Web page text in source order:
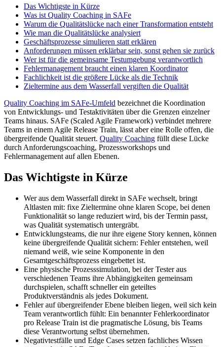
Das Wichtigste in Kürze
Was ist Quality Coaching in SAFe
Warum die Qualitätslücke nach einer Transformation entsteht
Wie man die Qualitätslücke analysiert
Geschäftsprozesse simulieren statt erklären
Anforderungen müssen erklärbar sein, sonst gehen sie zurück
Wer ist für die gemeinsame Testumgebung verantwortlich
Fehlermanagement braucht einen klaren Koordinator
Fachlichkeit ist die größere Lücke als die Technik
Zieltermine aus dem Wasserfall vergiften die Qualität
Quality Coaching im SAFe-Umfeld bezeichnet die Koordination
von Entwicklungs- und Testaktivitäten über die Grenzen einzelner
Teams hinaus. SAFe (Scaled Agile Framework) verbindet mehrere
Teams in einem Agile Release Train, lässt aber eine Rolle offen, die
übergreifende Qualität steuert. Quality Coaching füllt diese Lücke
durch Anforderungscoaching, Prozessworkshops und
Fehlermanagement auf allen Ebenen.
Das Wichtigste in Kürze
Wer aus dem Wasserfall direkt in SAFe wechselt, bringt
Altlasten mit: fixe Zieltermine ohne klaren Scope, bei denen
Funktionalität so lange reduziert wird, bis der Termin passt,
was Qualität systematisch untergräbt.
Entwicklungsteams, die nur ihre eigene Story kennen, können
keine übergreifende Qualität sichern: Fehler entstehen, weil
niemand weiß, wie seine Komponente in den
Gesamtgeschäftsprozess eingebettet ist.
Eine physische Prozesssimulation, bei der Tester aus
verschiedenen Teams ihre Abhängigkeiten gemeinsam
durchspielen, schafft schneller ein geteiltes
Produktverständnis als jedes Dokument.
Fehler auf übergreifender Ebene bleiben liegen, weil sich kein
Team verantwortlich fühlt: Ein benannter Fehlerkoordinator
pro Release Train ist die pragmatische Lösung, bis Teams
diese Verantwortung selbst übernehmen.
Negativtestfälle und Edge Cases setzen fachliches Wissen